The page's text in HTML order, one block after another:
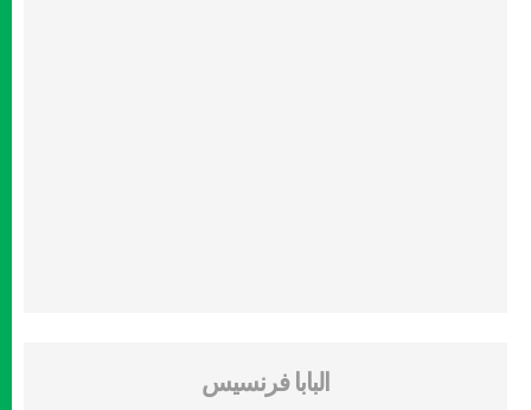
البابا فرنسيس